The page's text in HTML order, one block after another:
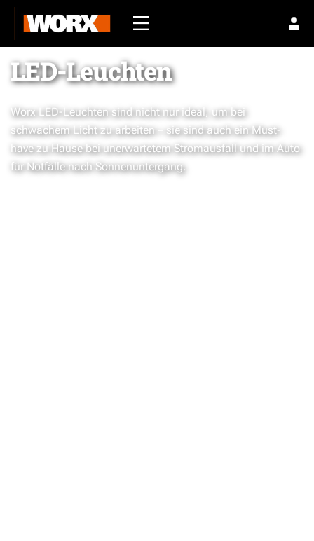
LED-Leuchten
Worx LED-Leuchten sind nicht nur ideal, um bei
schwachem Licht zu arbeiten – sie sind auch ein Must-
have zu Hause bei unerwartetem Stromausfall und im Auto
für Notfälle nach Sonnenuntergang.